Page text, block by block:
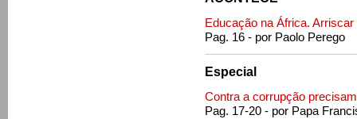
Educação na África. Arriscar
Pag. 16 - por Paolo Perego
Especial
Contra a corrupção
Pag. 17-20 - por Papa